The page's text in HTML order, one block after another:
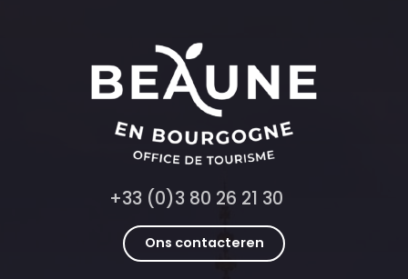
+33 (0)3 80 26 21 30
Ons contacteren